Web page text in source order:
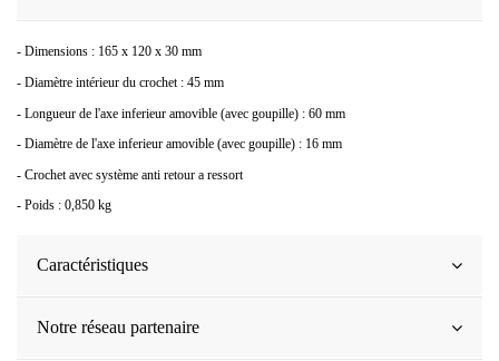
- Dimensions : 165 x 120 x 30 mm
- Diamètre intérieur du crochet : 45 mm
- Longueur de l'axe inferieur amovible (avec goupille) : 60 mm
- Diamètre de l'axe inferieur amovible (avec goupille) : 16 mm
- Crochet avec système anti retour a ressort
- Poids : 0,850 kg
Caractéristiques
Notre réseau partenaire